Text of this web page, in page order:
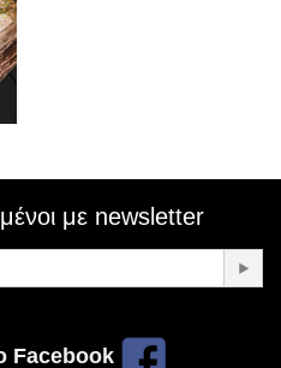
με newsletter
Facebook